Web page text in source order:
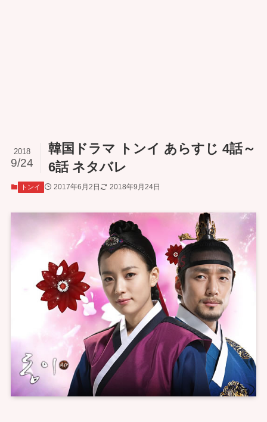
韓国ドラマ トンイ あらすじ 4話～
6話 ネタバレ
2018
9/24
トンイ 2017年6月2日 2018年9月24日